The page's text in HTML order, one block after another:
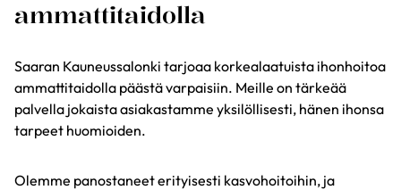
ammattitaidolla
Saaran Kauneussalonki tarjoaa korkealaatuista ihonhoitoa
ammattitaidolla päästä varpaisiin. Meille on tärkeää
palvella jokaista asiakastamme yksilöllisesti, hänen ihonsa
tarpeet huomioiden.
Olemme panostaneet erityisesti kasvohoitoihin, ja